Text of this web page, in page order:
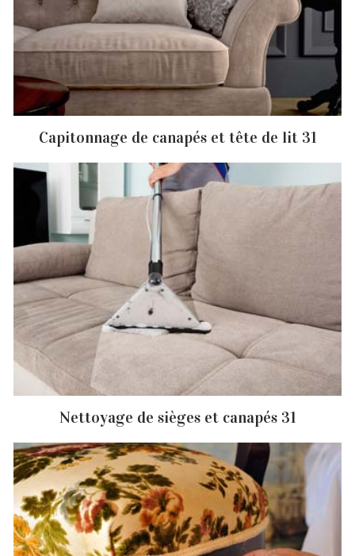
Capitonnage de canapés et tête de lit 31
Nettoyage de sièges et canapés 31